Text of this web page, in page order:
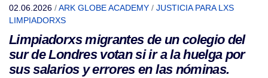
02.06.2026 /ARK GLOBE ACADEMY / JUSTICIA PARA LXS
LIMPIADORXS
Limpiadorxs migrantes de un colegio del
sur de Londres votan si ir a la huelga por
sus salarios y errores en las nóminas.